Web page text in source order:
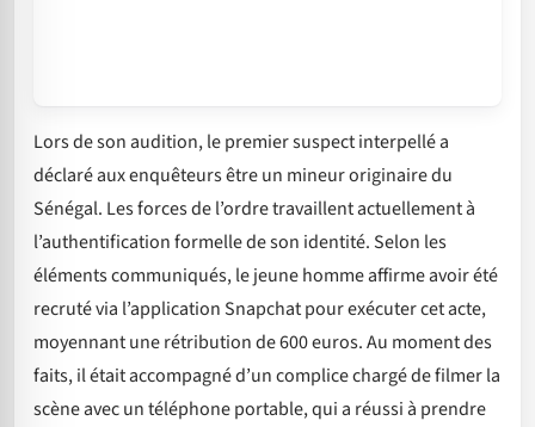
Lors de son audition, le premier suspect interpellé a
déclaré aux enquêteurs être un mineur originaire du
Sénégal. Les forces de l’ordre travaillent actuellement à
l’authentification formelle de son identité. Selon les
éléments communiqués, le jeune homme affirme avoir été
recruté via l’application Snapchat pour exécuter cet acte,
moyennant une rétribution de 600 euros. Au moment des
faits, il était accompagné d’un complice chargé de filmer la
scène avec un téléphone portable, qui a réussi à prendre